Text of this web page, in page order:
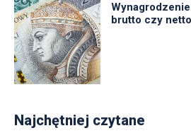
brutto czy
Najchętniej czytane